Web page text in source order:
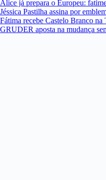
Alice já prepara o Europeu:
Jéssica Pastilha assina por
Fátima recebe Castelo Branco na
GRUDER aposta na mudança